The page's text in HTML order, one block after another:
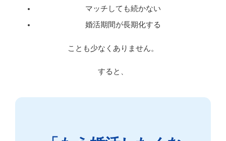
マッチしても続かない
婚活期間が長期化する
ことも少なくありません。
すると、